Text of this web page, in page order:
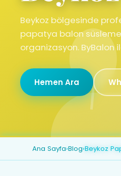
Beykoz bölgesinde
papatya balon
organizasyon. ByBalon
Hemen Ara
Ana Sayfa›Blog›Beykoz